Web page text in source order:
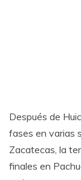
Después de
fases en varias
Zacatecas, la
finales en